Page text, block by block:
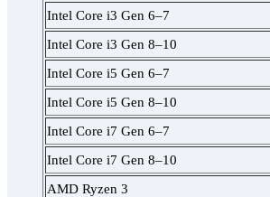
Intel Core i3 Gen 6–7
Intel Core i3 Gen 8–10
Intel Core i5 Gen 6–7
Intel Core i5 Gen 8–10
Intel Core i7 Gen 6–7
Intel Core i7 Gen 8–10
AMD Ryzen 3